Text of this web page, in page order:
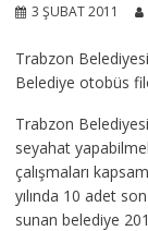
3 ŞUBAT 2011
Trabzon
Belediye otobüs
Trabzon
seyahat
çalışmaları
yılında 10 adet
sunan belediye